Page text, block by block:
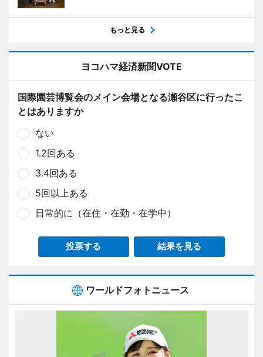
もっと見る
ヨコハマ経済新聞VOTE
国際園芸博覧会のメイン会場となる瀬谷区に行ったこ
とはありますか
ない
1.2回ある
3.4回ある
5回以上ある
日常的に（在住・在勤・在学中）
投票する 結果を見る
ワールドフォトニュース